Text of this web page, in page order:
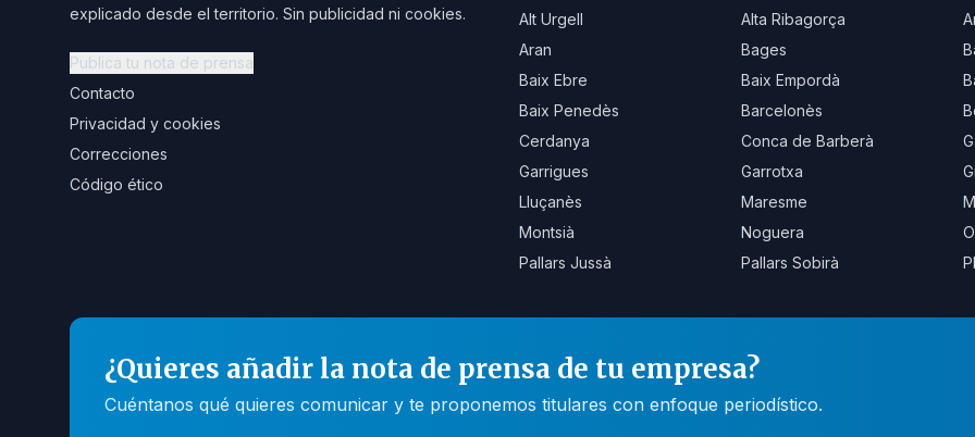
explicado desde el territorio. Sin publicidad ni cookies.
Publica tu nota de prensa
Contacto
Privacidad y cookies
Correcciones
Código ético
Alt Urgell
Alta Ribagorça
Aran
Bages
Baix Ebre
Baix Empordà
Baix Penedès
Barcelonès
Cerdanya
Conca de Barberà
Garrigues
Garrotxa
Lluçanès
Maresme
Montsià
Noguera
Pallars Jussà
Pallars Sobirà
¿Quieres añadir la nota de prensa de tu empresa?
Cuéntanos qué quieres comunicar y te proponemos titulares con enfoque periodístico.